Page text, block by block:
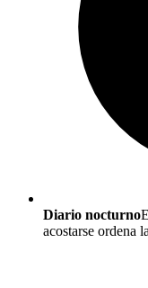
Diario nocturno
acostarse ordena